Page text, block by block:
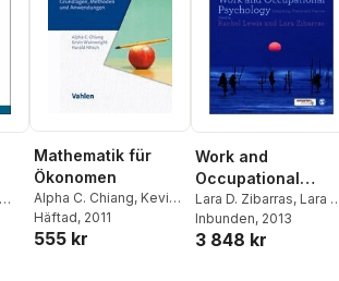
Mathematik für
Ökonomen
Alpha C. Chiang, Kevin
Wainwright,
Nitsch
Häftad, 2011
555 kr
Work and
Occupational
Psychology
Lara D. Zibarras, Lara D
Zibarras,Lara D
Zibarras ,Rachel Lewis
Inbunden, 2013
3 848 kr